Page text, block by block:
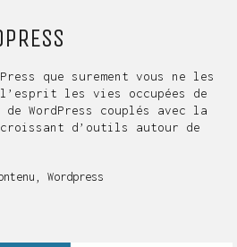
que surement vous ne les
les vies occupées de
de WordPress couplés avec la
d’outils autour de
Wordpress